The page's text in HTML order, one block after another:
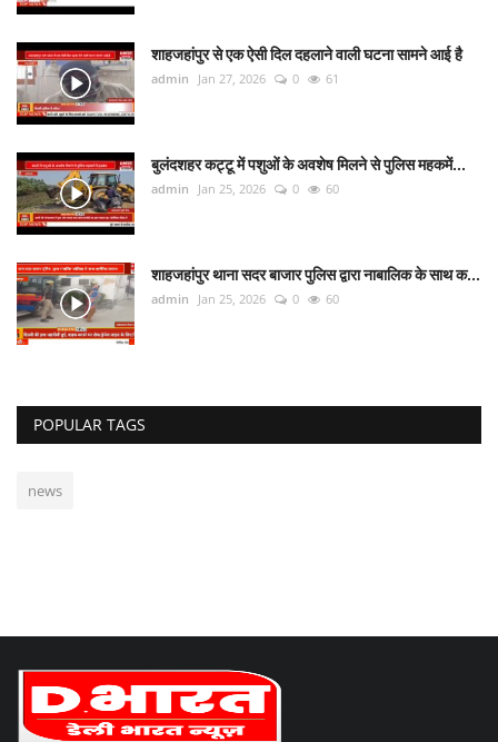
शाहजहांपुर से एक ऐसी दिल दहलाने वाली घटना सामने आई है
admin Jan 27, 2026 0 61
बुलंदशहर कट्टू में पशुओं के अवशेष मिलने से पुलिस महकमें...
admin Jan 25, 2026 0 60
शाहजहांपुर थाना सदर बाजार पुलिस द्वारा नाबालिक के साथ क...
admin Jan 25, 2026 0 60
POPULAR TAGS
news